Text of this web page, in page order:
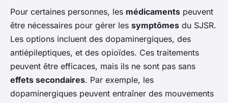
Pour certaines personnes, les médicaments peuvent
être nécessaires pour gérer les symptômes du SJSR.
Les options incluent des dopaminergiques, des
antiépileptiques, et des opioïdes. Ces traitements
peuvent être efficaces, mais ils ne sont pas sans
effets secondaires. Par exemple, les
dopaminergiques peuvent entraîner des mouvements